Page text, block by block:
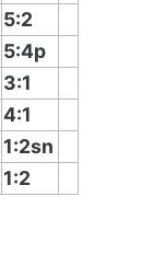
5:2
5:4p
3:1
4:1
1:2sn
1:2